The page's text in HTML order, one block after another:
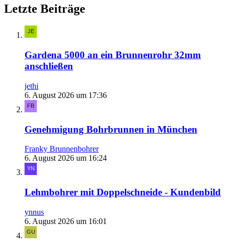
Letzte Beiträge
Gardena 5000 an ein Brunnenrohr 32mm
anschließen
jethi
6. August 2026 um 17:36
Genehmigung Bohrbrunnen in München
Franky Brunnenbohrer
6. August 2026 um 16:24
Lehmbohrer mit Doppelschneide - Kundenbild
ynnus
6. August 2026 um 16:01